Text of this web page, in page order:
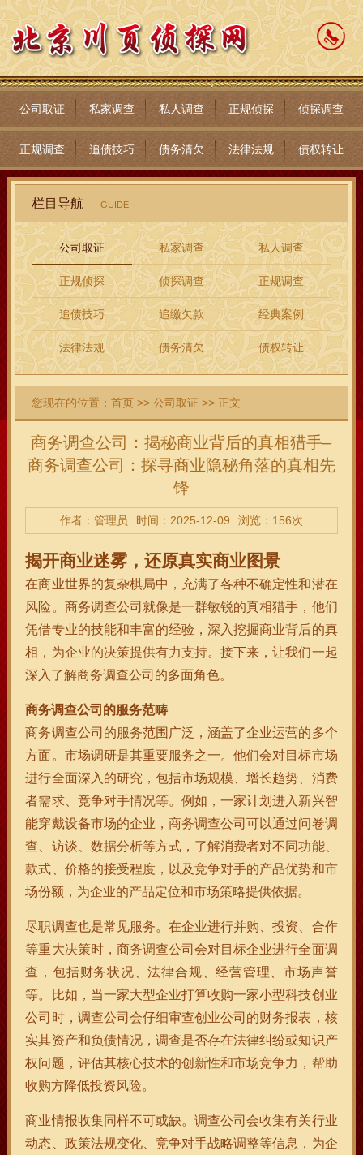
公司取证 私家调查 私人调查 正规侦探 侦探调查
正规调查 追债技巧 债务清欠 法律法规 债权转让
栏目导航 GUIDE
公司取证 私家调查 私人调查
正规侦探 侦探调查 正规调查
追债技巧 追缴欠款 经典案例
法律法规 债务清欠 债权转让
您现在的位置：首页 >>公司取证 >> 正文
商务调查公司：揭秘商业背后的真相猎手–
商务调查公司：探寻商业隐秘角落的真相先
锋
作者：管理员 时间：2025-12-09 浏览：156次
揭开商业迷雾，还原真实商业图景
在商业世界的复杂棋局中，充满了各种不确定性和潜在
风险。商务调查公司就像是一群敏锐的真相猎手，他们
凭借专业的技能和丰富的经验，深入挖掘商业背后的真
相，为企业的决策提供有力支持。接下来，让我们一起
深入了解商务调查公司的多面角色。
商务调查公司的服务范畴
商务调查公司的服务范围广泛，涵盖了企业运营的多个
方面。市场调研是其重要服务之一。他们会对目标市场
进行全面深入的研究，包括市场规模、增长趋势、消费
者需求、竞争对手情况等。例如，一家计划进入新兴智
能穿戴设备市场的企业，商务调查公司可以通过问卷调
查、访谈、数据分析等方式，了解消费者对不同功能、
款式、价格的接受程度，以及竞争对手的产品优势和市
场份额，为企业的产品定位和市场策略提供依据。
尽职调查也是常见服务。在企业进行并购、投资、合作
等重大决策时，商务调查公司会对目标企业进行全面调
查，包括财务状况、法律合规、经营管理、市场声誉
等。比如，当一家大型企业打算收购一家小型科技创业
公司时，调查公司会仔细审查创业公司的财务报表，核
实其资产和负债情况，调查是否存在法律纠纷或知识产
权问题，评估其核心技术的创新性和市场竞争力，帮助
收购方降低投资风险。
商业情报收集同样不可或缺。调查公司会收集有关行业
动态、政策法规变化、竞争对手战略调整等信息，为企